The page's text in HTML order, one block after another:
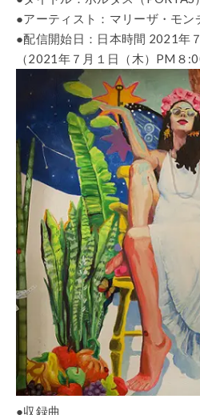
●アーティスト：マリーザ・モン
●配信開始日：日本時間 2021年
（2021年７月１日（木）PM８
●収録曲